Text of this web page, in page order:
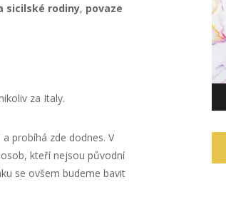
sicilské rodiny, povaze
za Italy.
probíhá zde dodnes. V
kteří nejsou původní
se ovšem budeme bavit